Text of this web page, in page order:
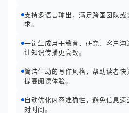
支持多语言输出，满足跨国团队
求。
一键生成用于教育、研究、客户沟
让知识传播更高效。
简洁生动的写作风格，帮助读者
提高阅读体验。
自动优化内容准确性，避免信息
对时间。